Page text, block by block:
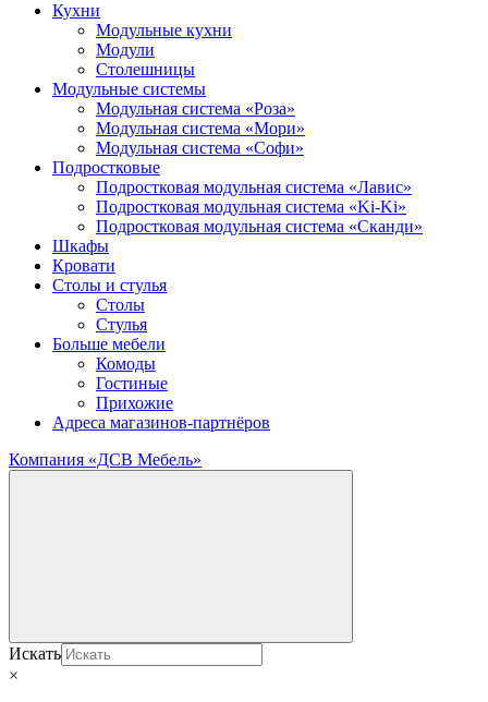
Кухни
Модульные кухни
Модули
Столешницы
Модульные системы
Модульная система «Роза»
Модульная система «Мори»
Модульная система «Софи»
Подростковые
Подростковая модульная система «Лавис»
Подростковая модульная система «Ki-Ki»
Подростковая модульная система «Сканди»
Шкафы
Кровати
Столы и стулья
Столы
Стулья
Больше мебели
Комоды
Гостиные
Прихожие
Адреса магазинов-партнёров
Компания «ДСВ Мебель»
Искать
×